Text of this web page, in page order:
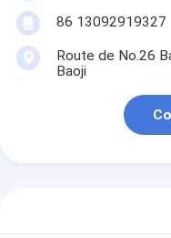
86 13092919327
Route de No.26
Baoji